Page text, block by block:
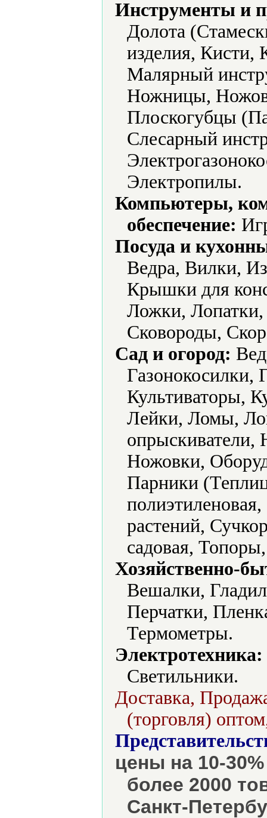
Инструменты и
Долота
изделия, Кисти,
Малярный
Ножницы,
Плоскогубцы
Слесарный
Электропилы.
Компьютеры,
обеспечение:
Посуда и
Ведра, Вилки,
Крышки для
Ложки,
Сковороды,
Сад и огород:
Газонокосилки,
Культиваторы,
Лейки, Ломы,
Ножовки,
Парники
растений,
садовая,
Хозяйственно-
Вешалки,
Перчатки,
Термометры.
Электротехника:
Светильники.
Доставка,
(торговля)
цены на 10-
более 2000
Санкт-